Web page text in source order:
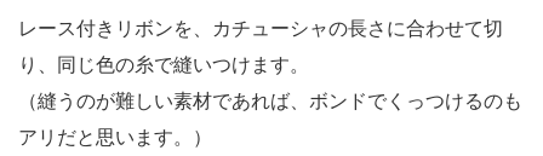
レース付きリボンを、カチューシャの長さに合わせて切
り、同じ色の糸で縫いつけます。
（縫うのが難しい素材であれば、ボンドでくっつけるのも
アリだと思います。）